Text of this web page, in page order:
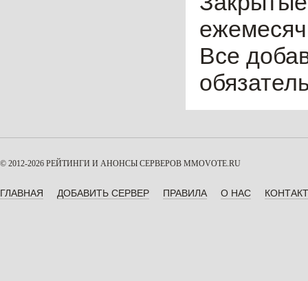
Все
© 2012-2026 РЕЙТИНГИ И АНОНСЫ СЕРВЕРОВ MMOVOTE.RU
ГЛАВНАЯ ДОБАВИТЬ СЕРВЕР ПРАВИЛА О НАС